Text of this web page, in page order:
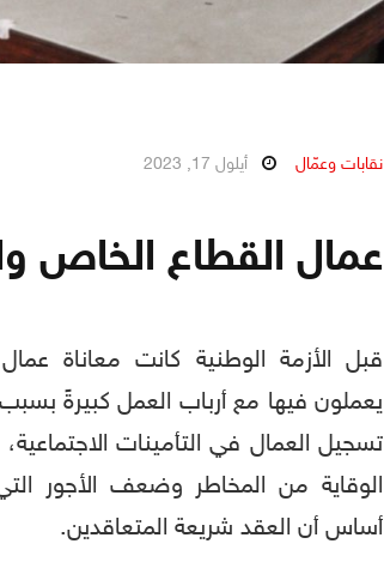
نقابات وعمّال أيلول 17, 2023
عمال القطاع الخاص
قبل الأزمة الوطنية كانت معاناة
يعملون فيها مع أرباب العمل كبيرةً
تسجيل العمال في التأمينات
الوقاية من المخاطر وضعف الأجور
أساس أن العقد شريعة المتعاقدين.